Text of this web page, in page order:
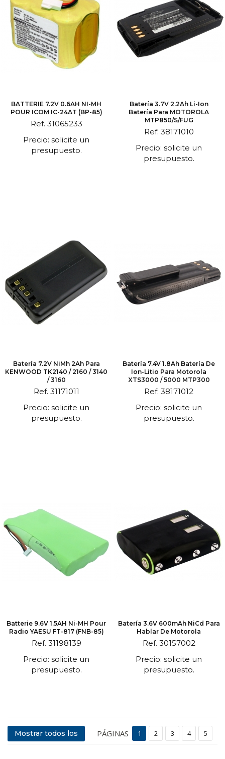
BATTERIE 7.2V 0.6AH NI-MH
POUR ICOM IC-24AT (BP-85)
Ref. 31065233
Precio: solicite un
presupuesto.
Batería 3.7V 2.2Ah Li-Ion
Batería Para MOTOROLA
MTP850/S/FUG
Ref. 38171010
Precio: solicite un
presupuesto.
Batería 7.2V NiMh 2Ah Para
KENWOOD TK2140 / 2160 / 3140
/ 3160
Ref. 31171011
Precio: solicite un
presupuesto.
Batería 7.4V 1.8Ah Batería De
Ion-Litio Para Motorola
XTS3000 / 5000 MTP300
Ref. 38171012
Precio: solicite un
presupuesto.
Batterie 9.6V 1.5AH Ni-MH Pour
Radio YAESU FT-817 (FNB-85)
Ref. 31198139
Precio: solicite un
presupuesto.
Batería 3.6V 600mAh NiCd Para
Hablar De Motorola
Ref. 30157002
Precio: solicite un
presupuesto.
Mostrar todos los PÁGINAS 1 2 3 4 5